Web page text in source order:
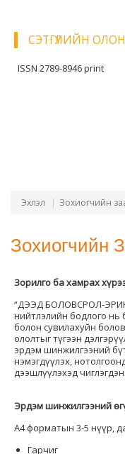
СЭТГҮҮЛИЙН
ISSN 2789-8946 print
Эхлэл Зохиогчийн
Зохиогчийн
Зорилго ба хамрах
“ДЭЭД БОЛОВСРОЛ-ЭРИН
нийтлэлийн бодлого нь
болон сувилахуйн
ололтыг түгээн
эрдэм шинжилгээний
нэмэгдүүлэх,
дээшлүүлэхэд
Эрдэм шинжилгээний
А4 форматын 3-5 нүүр,
Гарчиг